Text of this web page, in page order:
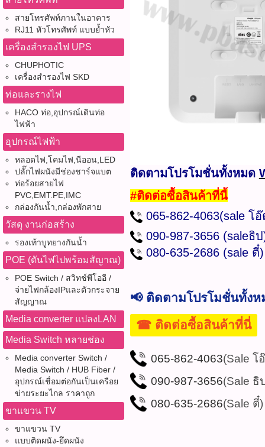
สายโทรศัพท์ภานในอาคาร
RJ11 หัวโทรศัพท์ แบบย้ำหัว
เครื่องสำรองไฟ UPS
CHUPHOTIC
เครื่องสำรองไฟ SKD
ท่อและรางไฟ
HACO ท่อ,อุปกรณ์เดินท่อ
ไฟฟ้า
อุปกรณ์ไฟฟ้า
หลอดไฟ,โคมไฟ,นีออน,LED
ปลั๊กไฟผนังมีช่องชาร์จแบต
ท่อร้อยสายไฟ
PVC,EMT.PE,IMC
กล่องกันน้ำ,กล่องพักสาย
วัสดุ งานก่อสร้าง
รองเท้าบูทยางกันน้ำ
POE (ดันไฟไปพร้อมสัญาณ)
POE Switch / สวิทช์พีโออี /
จ่ายไฟกล้องIPและตัวกระจาย
สัญญาณ
Media converter แปลงLAN
Media Switch หลายช่อง
Media converter Switch /
Media Switch / HUB Fiber /
อุปกรณ์เชื่อมต่อกันเป็นเครือย
ข่ายระยะไกล ราคาถูก
ขาแขวน TV
ขาแขวน TV
แบบติดผนัง-ยึดผนัง
ติดตามโปรโมชั่นทั้งหมด
#ติดต่อซื้อสินค้าที่นี้
065-862-4063(sale
090-987-3656 (sale
080-635-2686(sale
📢 ติดตามโปรโมชั่นทั้ง
☎ ติดต่อซื้อสินค้าที่นี่
065-862-4063(Sale โ
090-987-3656(Sale ธิ
080-635-2686(Sale ตี๋)